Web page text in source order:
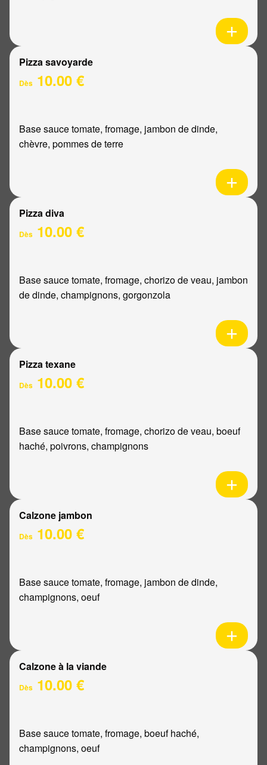
Pizza savoyarde
Dès 10.00 €
Base sauce tomate, fromage, jambon de dinde,
chèvre, pommes de terre
Pizza diva
Dès 10.00 €
Base sauce tomate, fromage, chorizo de veau, jambon
de dinde, champignons, gorgonzola
Pizza texane
Dès 10.00 €
Base sauce tomate, fromage, chorizo de veau, boeuf
haché, poivrons, champignons
Calzone jambon
Dès 10.00 €
Base sauce tomate, fromage, jambon de dinde,
champignons, oeuf
Calzone à la viande
Dès 10.00 €
Base sauce tomate, fromage, boeuf haché,
champignons, oeuf